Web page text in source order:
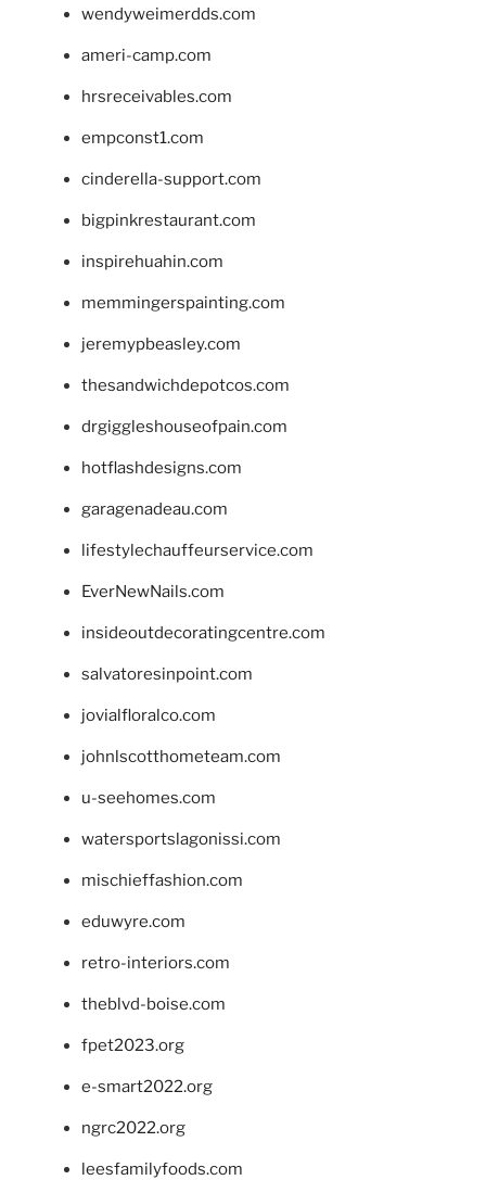
wendyweimerdds.com
ameri-camp.com
hrsreceivables.com
empconst1.com
cinderella-support.com
bigpinkrestaurant.com
inspirehuahin.com
memmingerspainting.com
jeremypbeasley.com
thesandwichdepotcos.com
drgiggleshouseofpain.com
hotflashdesigns.com
garagenadeau.com
lifestylechauffeurservice.com
EverNewNails.com
insideoutdecoratingcentre.com
salvatoresinpoint.com
jovialfloralco.com
johnlscotthometeam.com
u-seehomes.com
watersportslagonissi.com
mischieffashion.com
eduwyre.com
retro-interiors.com
theblvd-boise.com
fpet2023.org
e-smart2022.org
ngrc2022.org
leesfamilyfoods.com